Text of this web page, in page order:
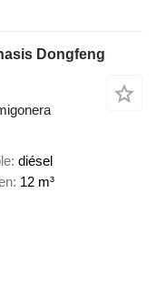
Dongfeng
diésel
12 m³